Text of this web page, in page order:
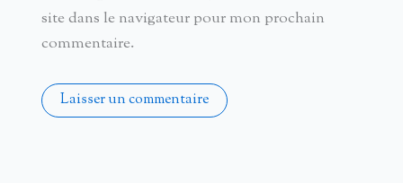
site dans le navigateur pour mon prochain
commentaire.